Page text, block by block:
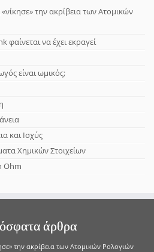
την ακρίβεια των Ατομικών
να έχει εκραγεί
είναι ωμικός;
και Ισχύς
Χημικών Στοιχείων
Ohm
άρθρα
την ακρίβεια των Ατομικών Ρολογιών